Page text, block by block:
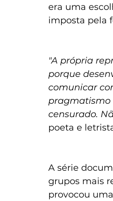
era uma
imposta pela
"A própria
porque
comunicar
pragmatismo
censurado.
poeta e
A série
grupos mais
provocou